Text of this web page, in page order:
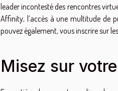
leader incontesté des rencontres
Affinity, l’accès à une multitude de
pouvez également, vous inscrire sur
Misez sur